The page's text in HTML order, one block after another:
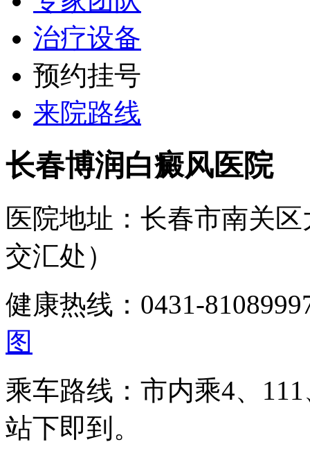
治疗设备
预约挂号
来院路线
长春博润白癜风医院
医院地址：长春市南关
交汇处）
健康热线：0431-
图
乘车路线：市内乘4、
站下即到。